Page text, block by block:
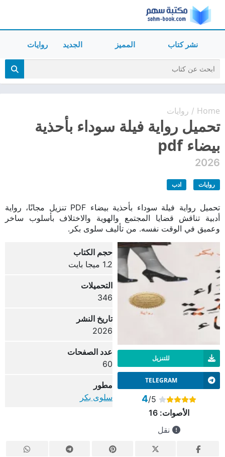
نشر كتاب المميز الجديد روايات
Home
/ روايات
تحميل رواية فيلة سوداء بأحذية
بيضاء pdf
2026
روايات ادب
تحميل رواية فيلة سوداء بأحذية بيضاء PDF تنزيل مجانًا، رواية
أدبية تناقش قضايا المجتمع والهوية والاختلاف بأسلوب ساخر
وعميق في الوقت نفسه. من تأليف سلوى بكر.
للتنزيل
TELEGRAM
4/5
الأصوات:16
نقل
حجم الكتاب
1.2 ميجا بايت
التحميلات
346
تاريخ النشر
2026
عدد الصفحات
60
مطور
سلوى بكر